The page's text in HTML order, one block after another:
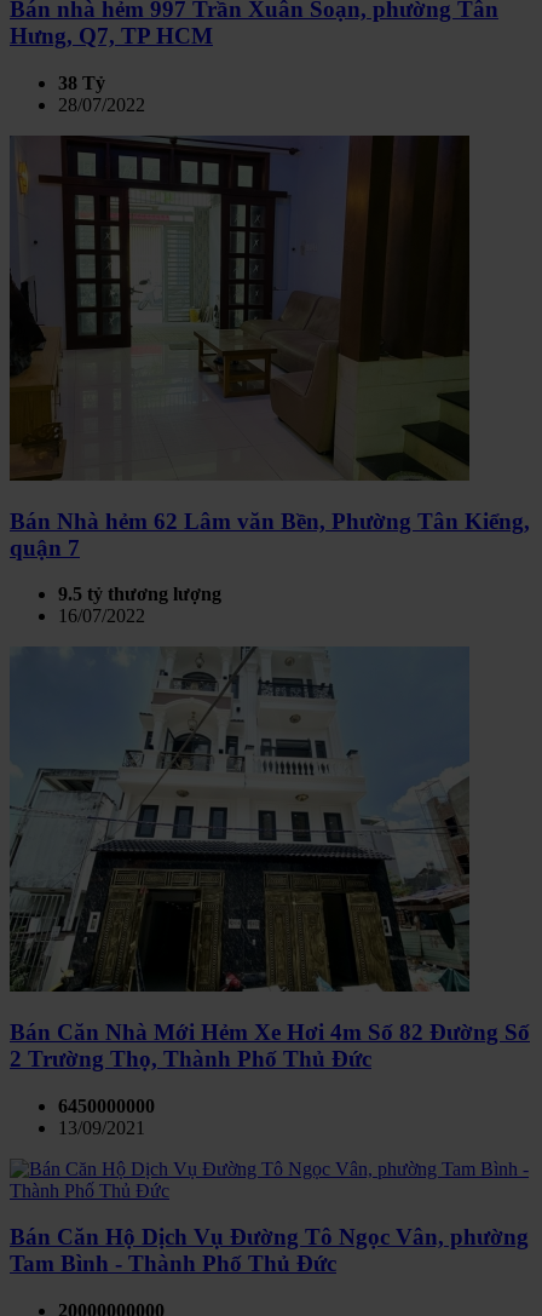
Bán nhà hẻm 997 Trần Xuân Soạn, phường Tân
Hưng, Q7, TP HCM
38 Tỷ
28/07/2022
Bán Nhà hẻm 62 Lâm văn Bền, Phường Tân Kiểng,
quận 7
9.5 tỷ thương lượng
16/07/2022
Bán Căn Nhà Mới Hẻm Xe Hơi 4m Số 82 Đường Số
2 Trường Thọ, Thành Phố Thủ Đức
6450000000
13/09/2021
Bán Căn Hộ Dịch Vụ Đường Tô Ngọc Vân, phường
Tam Bình - Thành Phố Thủ Đức
20000000000